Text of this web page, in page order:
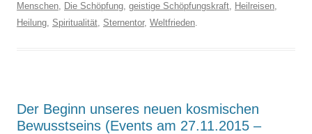
Menschen, Die Schöpfung, geistige Schöpfungskraft, Heilreisen,
Heilung, Spiritualität, Sternentor, Weltfrieden.
Der Beginn unseres neuen kosmischen
Bewusstseins (Events am 27.11.2015 –